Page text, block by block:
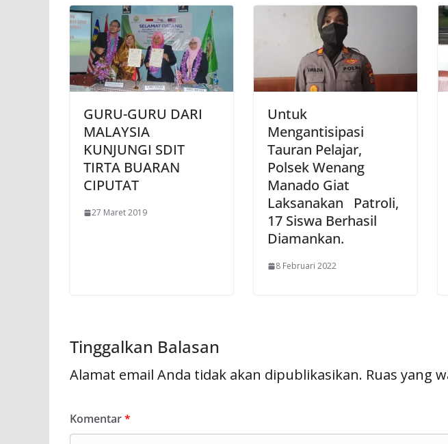
GURU-GURU DARI
MALAYSIA
KUNJUNGI SDIT
TIRTA BUARAN
CIPUTAT
27 Maret 2019
Untuk
Mengantisipasi
Tauran Pelajar,
Polsek Wenang
Manado Giat
Laksanakan Patroli,
17 Siswa Berhasil
Diamankan.
8 Februari 2022
Tinggalkan Balasan
Alamat email Anda tidak akan dipublikasikan. Ruas yang
Komentar*